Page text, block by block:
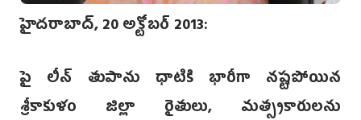
హైదరాబాద్‌, 20 అక్టోబర్ 2013:
పై లీన్ తుపాను ‌ధాటికి భారీగా నష్టపోయిన
శ్రీకాకుళం జిల్లా రైతులు, మత్స్యకారులను